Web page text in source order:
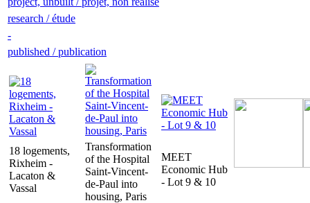
research / étude
-
published / publication
18 logements,
Rixheim -
Lacaton &
Vassal
Transformation
of the Hospital
Saint-Vincent-
de-Paul into
housing, Paris
MEET
Economic Hub
- Lot 9 & 10